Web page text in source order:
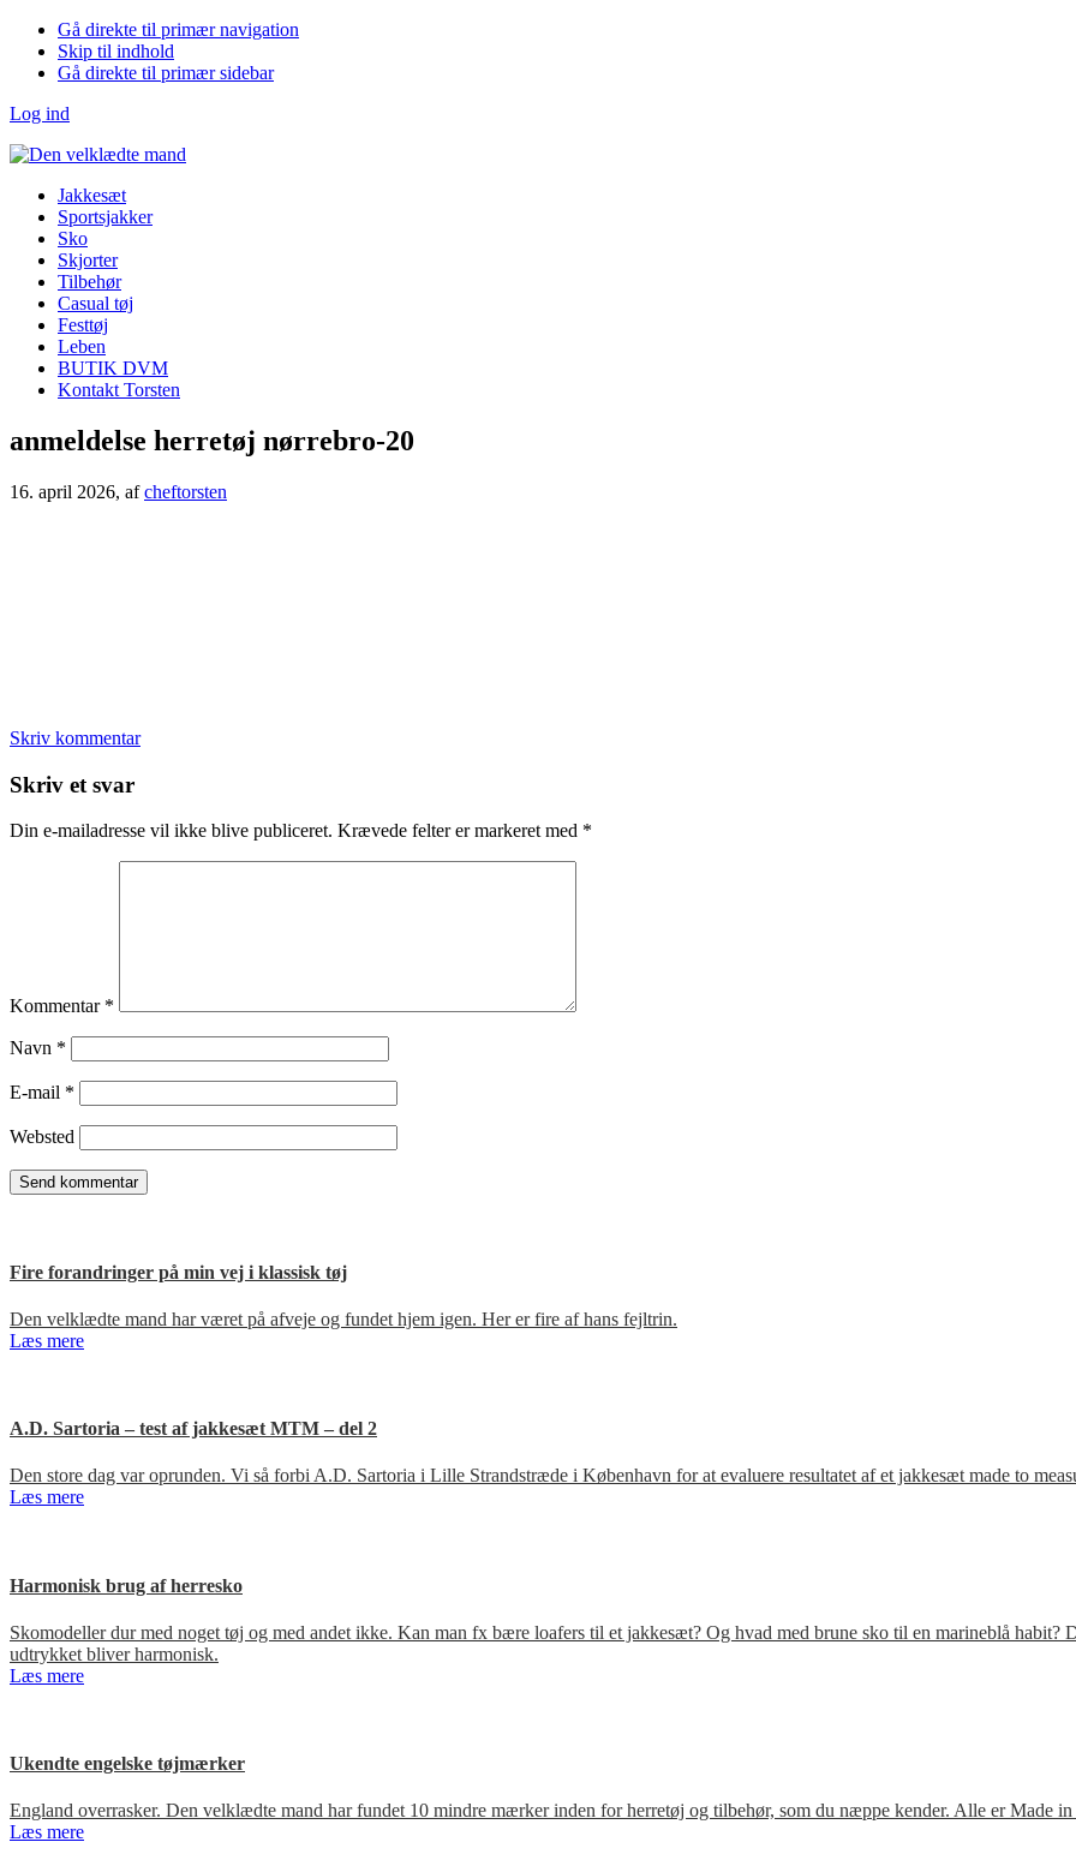
Gå direkte til primær navigation
Skip til indhold
Gå direkte til primær sidebar
Log ind
Jakkesæt
Sportsjakker
Sko
Skjorter
Tilbehør
Casual tøj
Festtøj
Leben
BUTIK DVM
Kontakt Torsten
anmeldelse herretøj nørrebro-20
16. april 2026, afcheftorsten
Skriv kommentar
Læserinteraktioner
Skriv et svar
Din e-mailadresse vil ikke blive publiceret. Krævede felter er markeret med *
Kommentar *
Navn *
E-mail *
Websted
Fire forandringer på min vej i klassisk tøj
Den velklædte mand har været på afveje og fundet hjem igen. Her er fire af hans fejltrin.
Læs mere
A.D. Sartoria – test af jakkesæt MTM – del 2
Den store dag var oprunden. Vi så forbi A.D. Sartoria i Lille Strandstræde i København for at evaluere resultatet af et jakkesæt made to
Læs mere
Harmonisk brug af herresko
Skomodeller dur med noget tøj og med andet ikke. Kan man fx bære loafers til et jakkesæt? Og hvad med brune sko til en marineblå
udtrykket bliver harmonisk.
Læs mere
Ukendte engelske tøjmærker
England overrasker. Den velklædte mand har fundet 10 mindre mærker inden for herretøj og tilbehør, som du næppe kender. Alle er Made
Læs mere